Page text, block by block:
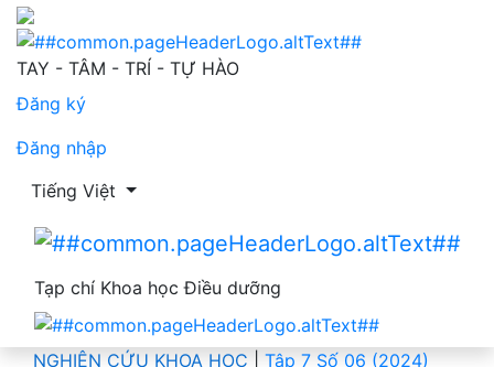
Kiến thức khử nhiễm dụng cụ kim loại của điều dưỡng
TAY - TÂM - TRÍ - TỰ HÀO
Đăng ký
Đăng nhập
Thay đổi ngôn ngữ. Ngôn ngữ hiện tại là:
Tiếng Việt
Tạp chí Khoa học Điều dưỡng
NGHIÊN CỨU KHOA HỌC Tập 7 Số 06 (2024)